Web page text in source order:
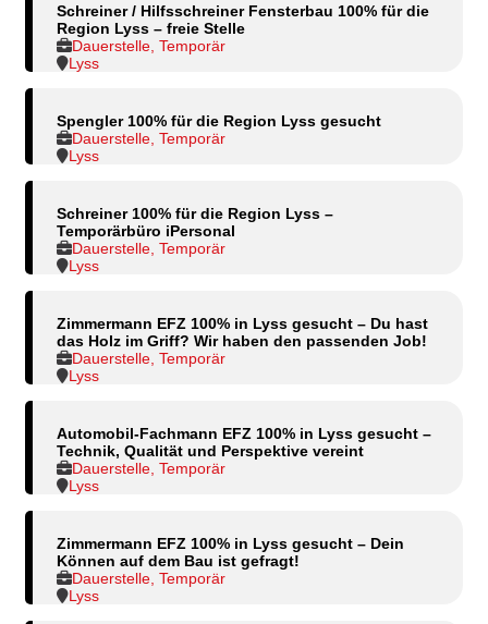
Schreiner / Hilfsschreiner Fensterbau 100% für die
Region Lyss – freie Stelle
Dauerstelle, Temporär
Lyss
Spengler 100% für die Region Lyss gesucht
Dauerstelle, Temporär
Lyss
Schreiner 100% für die Region Lyss –
Temporärbüro iPersonal
Dauerstelle, Temporär
Lyss
Zimmermann EFZ 100% in Lyss gesucht – Du hast
das Holz im Griff? Wir haben den passenden Job!
Dauerstelle, Temporär
Lyss
Automobil-Fachmann EFZ 100% in Lyss gesucht –
Technik, Qualität und Perspektive vereint
Dauerstelle, Temporär
Lyss
Zimmermann EFZ 100% in Lyss gesucht – Dein
Können auf dem Bau ist gefragt!
Dauerstelle, Temporär
Lyss